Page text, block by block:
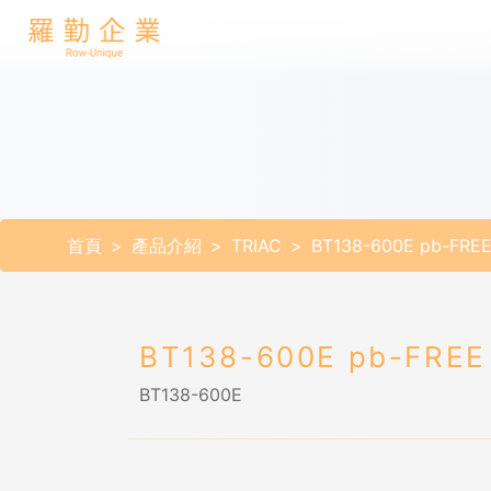
首頁 產品介紹 TRIAC BT138-600E pb-FREE
BT138-600E pb-FREE
BT138-600E